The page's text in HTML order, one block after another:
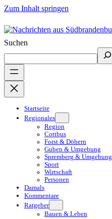
Zum Inhalt springen
Suchen
Startseite
Regionales
Region
Cottbus
Forst & Döbern
Guben & Umgebung
Spremberg & Umgebung
Sport
Wirtschaft
Personen
Damals
Kommentare
Ratgeber
Bauen & Leben